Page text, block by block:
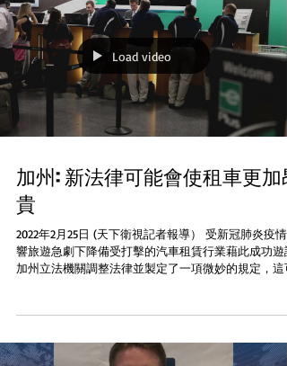
Load video
加州: 新法律可能會使租車更加昂
貴
2022年2月25日 (天下衛視記者報導） 受新冠肺炎疫情
響旅遊急劇下降備受打擊的汽車租賃行業藉此成功遊
加州立法機關調整法律並製定了一項微妙的規定，這
輛時收取費用...